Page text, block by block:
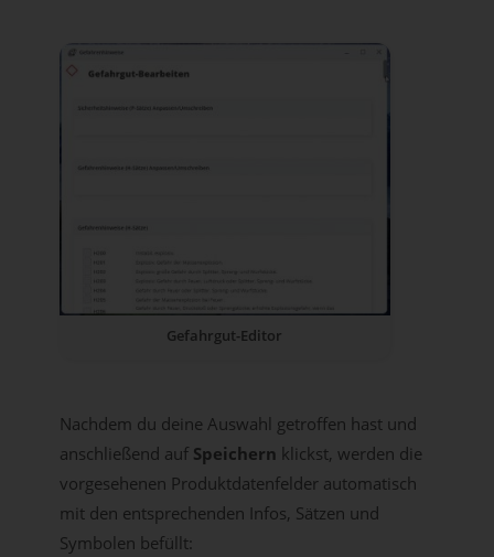
Gefahrgut-Editor
Nachdem du deine Auswahl getroffen hast und
anschließend auf Speichern klickst, werden die
vorgesehenen Produktdatenfelder automatisch
mit den entsprechenden Infos, Sätzen und
Symbolen befüllt: